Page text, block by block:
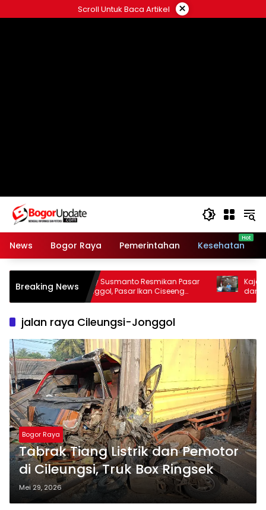
ke
Scroll Untuk Baca Artikel ×
News Bogor Raya Pemerintahan Kesehatan
Breaking News
Kajari Dukung Pembangunan Wisma
dan Sarana Latihan Atlet NPCI
Kabupaten Bogor
Lagi-lagi
di Bogor,
Biaya
jalan raya Cileungsi-Jonggol
Bogor Raya
Tabrak Tiang Listrik dan Pemotor
di Cileungsi, Truk Box Ringsek
Mei 29, 2026